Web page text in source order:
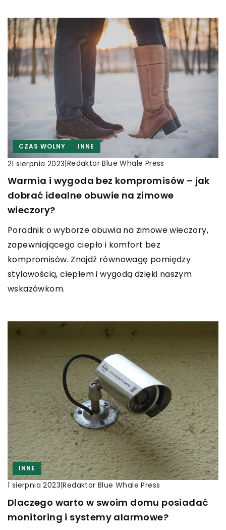
CZAS WOLNY INNE
21 sierpnia 2023|Redaktor Blue Whale Press
Warmia i wygoda bez kompromisów – jak
dobrać idealne obuwie na zimowe
wieczory?
Poradnik o wyborze obuwia na zimowe wieczory,
zapewniającego ciepło i komfort bez
kompromisów. Znajdź równowagę pomiędzy
stylowością, ciepłem i wygodą dzięki naszym
wskazówkom.
INNE
1 sierpnia 2023|Redaktor Blue Whale Press
Dlaczego warto w swoim domu posiadać
monitoring i systemy alarmowe?